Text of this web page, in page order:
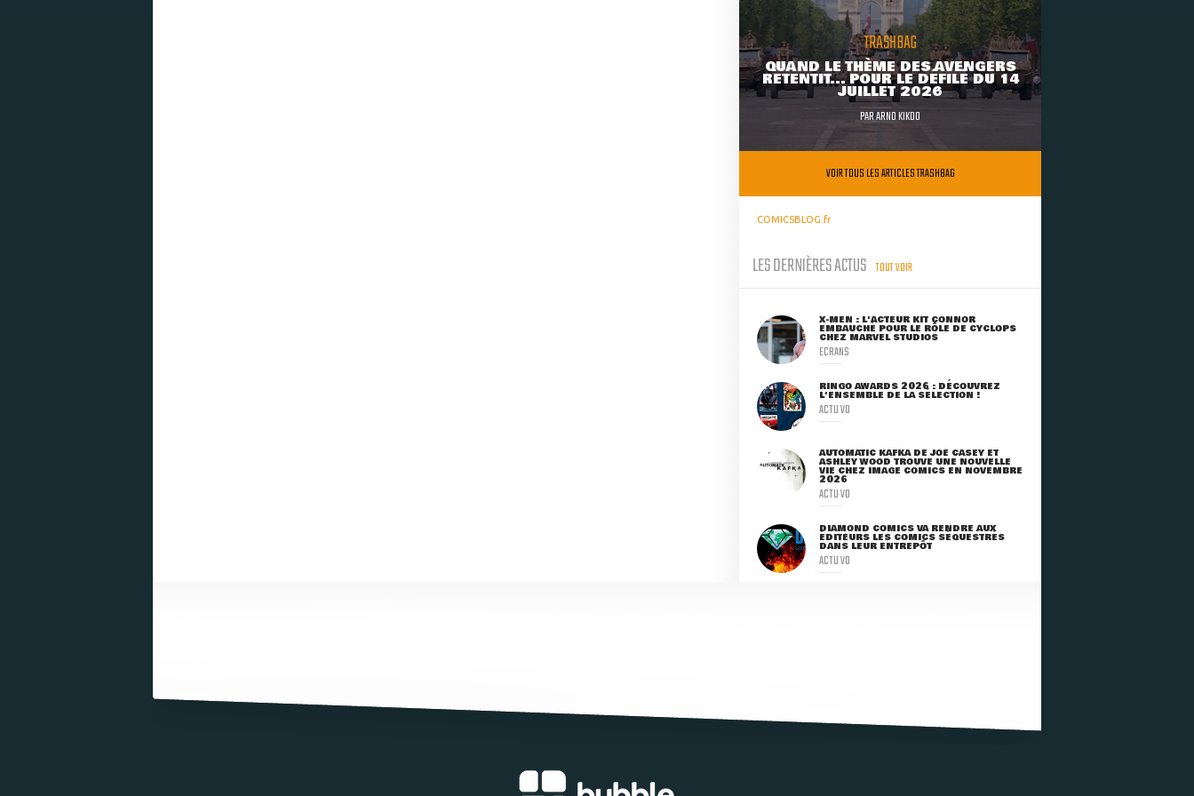
TRASHBAG
QUAND LE THÈME DES AVENGERS
RETENTIT... POUR LE DÉFILÉ DU 14
JUILLET 2026
PARARNO KIKOO
VOIR TOUS LES ARTICLES TRASHBAG
COMICSBLOG.fr
LES DERNIÈRES ACTUS TOUT VOIR
X-MEN : L'ACTEUR KIT CONNOR
EMBAUCHÉ POUR LE RÔLE DE CYCLOPS
CHEZ MARVEL STUDIOS
ECRANS
RINGO AWARDS 2026 : DÉCOUVREZ
L'ENSEMBLE DE LA SÉLECTION !
ACTU VO
AUTOMATIC KAFKA DE JOE CASEY ET
ASHLEY WOOD TROUVE UNE NOUVELLE
VIE CHEZ IMAGE COMICS EN NOVEMBRE
2026
ACTU VO
DIAMOND COMICS VA RENDRE AUX
ÉDITEURS LES COMICS SÉQUESTRÉS
DANS LEUR ENTREPÔT
ACTU VO